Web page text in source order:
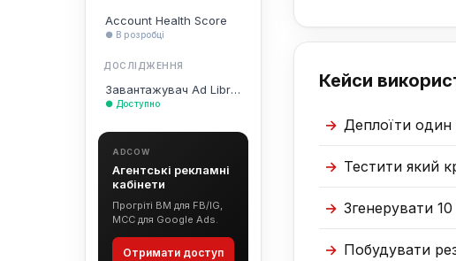
Account Health Score
● В розробці
ДОСЛІДЖЕННЯ
Завантажувач Ad Library
● Доступно
ADCOW
Агентські рекламні
кабінети
Прогріті BM для FB/IG,
MCC для Google Ads.
Отримати доступ
Кейси
Деплоїти один
Тестити який
Згенерувати
Побудувати